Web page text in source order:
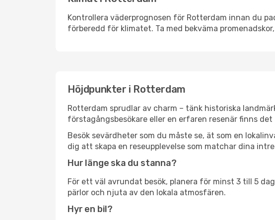
Kontrollera väderprognosen för Rotterdam innan du
förberedd för klimatet. Ta med bekväma
Höjdpunkter i Rotterdam
Rotterdam sprudlar av charm – tänk historiska
förstagångsbesökare eller en erfaren resenär finns
Besök sevärdheter som du måste se, ät som en
dig att skapa en reseupplevelse som matchar dina
Hur länge ska du stanna?
För ett väl avrundat besök, planera för minst 3 till 5
pärlor och njuta av den lokala atmosfären.
Hyr en bil?